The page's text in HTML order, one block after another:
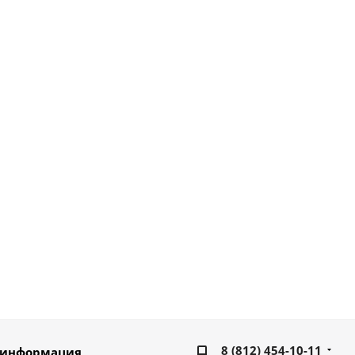
8 (812) 454-10-11